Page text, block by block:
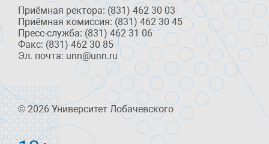
Приёмная ректора: (831) 462 30 03
Приёмная комиссия: (831) 462 30 45
Пресс-служба: (831) 462 31 06
Факс: (831) 462 30 85
Эл. почта: unn@unn.ru
© 2026 Университет Лобачевского